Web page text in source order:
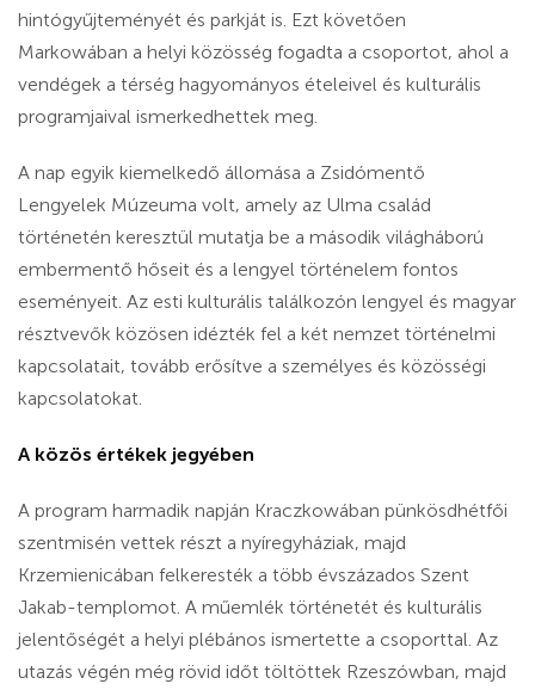
hintógyűjteményét és parkját is. Ezt követően
Markowában a helyi közösség fogadta a csoportot, ahol a
vendégek a térség hagyományos ételeivel és kulturális
programjaival ismerkedhettek meg.
A nap egyik kiemelkedő állomása a Zsidómentő
Lengyelek Múzeuma volt, amely az Ulma család
történetén keresztül mutatja be a második világháború
embermentő hőseit és a lengyel történelem fontos
eseményeit. Az esti kulturális találkozón lengyel és magyar
résztvevők közösen idézték fel a két nemzet történelmi
kapcsolatait, tovább erősítve a személyes és közösségi
kapcsolatokat.
A közös értékek jegyében
A program harmadik napján Kraczkowában pünkösdhétfői
szentmisén vettek részt a nyíregyháziak, majd
Krzemienicában felkeresték a több évszázados Szent
Jakab-templomot. A műemlék történetét és kulturális
jelentőségét a helyi plébános ismertette a csoporttal. Az
utazás végén még rövid időt töltöttek Rzeszówban, majd